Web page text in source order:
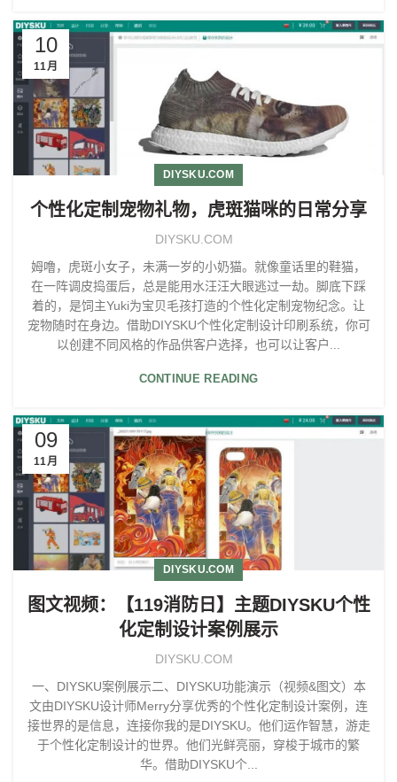
10
11月
DIYSKU.COM
个性化定制宠物礼物，虎斑猫咪的日常分享
DIYSKU.COM
姆噜，虎斑小女子，未满一岁的小奶猫。就像童话里的鞋猫，
在一阵调皮捣蛋后，总是能用水汪汪大眼逃过一劫。脚底下踩
着的，是饲主Yuki为宝贝毛孩打造的个性化定制宠物纪念。让
宠物随时在身边。借助DIYSKU个性化定制设计印刷系统，你可
以创建不同风格的作品供客户选择，也可以让客户...
CONTINUE READING
09
11月
DIYSKU.COM
图文视频：【119消防日】主题DIYSKU个性
化定制设计案例展示
DIYSKU.COM
一、DIYSKU案例展示二、DIYSKU功能演示（视频&图文）本
文由DIYSKU设计师Merry分享优秀的个性化定制设计案例，连
接世界的是信息，连接你我的是DIYSKU。他们运作智慧，游走
于个性化定制设计的世界。他们光鲜亮丽，穿梭于城市的繁
华。借助DIYSKU个...